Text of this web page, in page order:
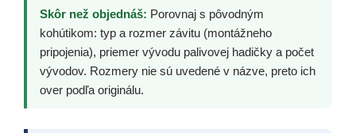
Skôr než objednáš: Porovnaj s pôvodným
kohútikom: typ a rozmer závitu (montážneho
pripojenia), priemer vývodu palivovej hadičky a počet
vývodov. Rozmery nie sú uvedené v názve, preto ich
over podľa originálu.